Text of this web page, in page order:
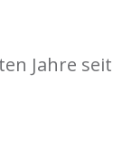
Jahre seit